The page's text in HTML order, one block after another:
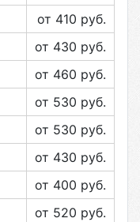
от 410 руб.
от 430 руб.
от 460 руб.
от 530 руб.
от 530 руб.
от 430 руб.
от 400 руб.
от 520 руб.